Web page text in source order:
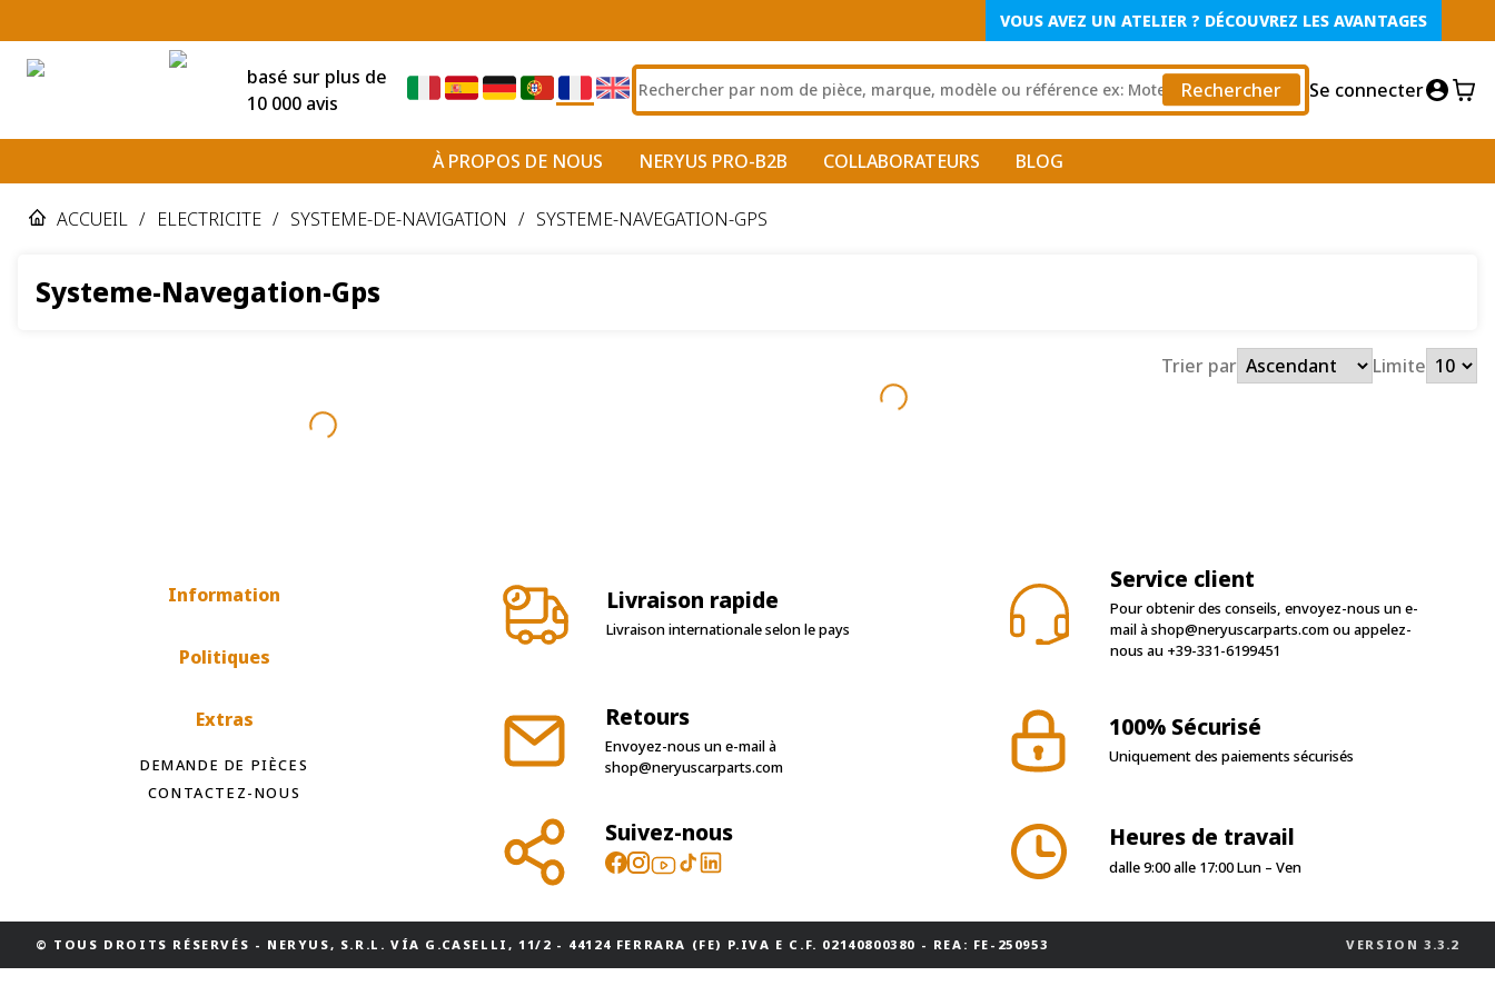
VOUS AVEZ UN ATELIER ? DÉCOUVREZ LES AVANTAGES
basé sur plus de
10 000 avis
Rechercher Se connecter
À PROPOS DE NOUS NERYUS PRO-B2B COLLABORATEURS BLOG
ACCUEIL / ELECTRICITE / SYSTEME-DE-NAVIGATION / SYSTEME-NAVEGATION-GPS
Systeme-Navegation-Gps
Trier par Limite
Information
Politiques
Extras
DEMANDE DE PIÈCES
CONTACTEZ-NOUS
Livraison rapide
Livraison internationale selon le pays
Service client
Pour obtenir des conseils, envoyez-nous un e-
mail àshop@neryuscarparts.comou appelez-
nous au +39-331-6199451
Retours
Envoyez-nous un e-mail à
shop@neryuscarparts.com
100% Sécurisé
Uniquement des paiements sécurisés
Suivez-nous Heures de travail
dalle 9:00 alle 17:00 Lun – Ven
© TOUS DROITS RÉSERVÉS - NERYUS, S.R.L. VÍA G.CASELLI, 11/2 - 44124 FERRARA (FE) P.IVA E C.F. 02140800380 - REA: FE-250953 VERSION 3.3.2